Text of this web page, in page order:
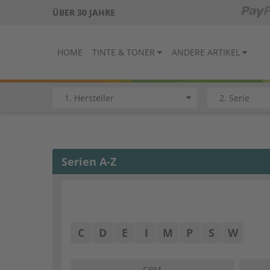
ÜBER 30 JAHRE
HOME TINTE & TONER ANDERE ARTIKEL
Serien A-Z
C D E I M P S W